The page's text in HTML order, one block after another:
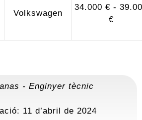
Volkswagen
34.000 € -
€
- Enginyer tècnic
11 d’abril de 2024